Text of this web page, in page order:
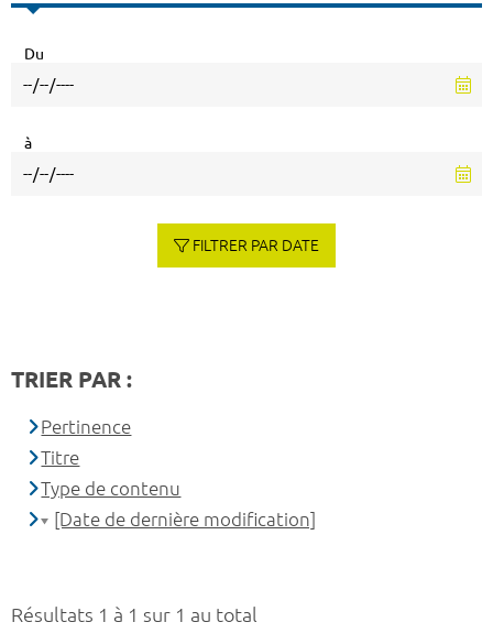
Résultats 1 à 1 sur 1 au total
Du
à
FILTRER PAR DATE
TRIER PAR :
Pertinence
Titre
Type de contenu
[Date de dernière modification]